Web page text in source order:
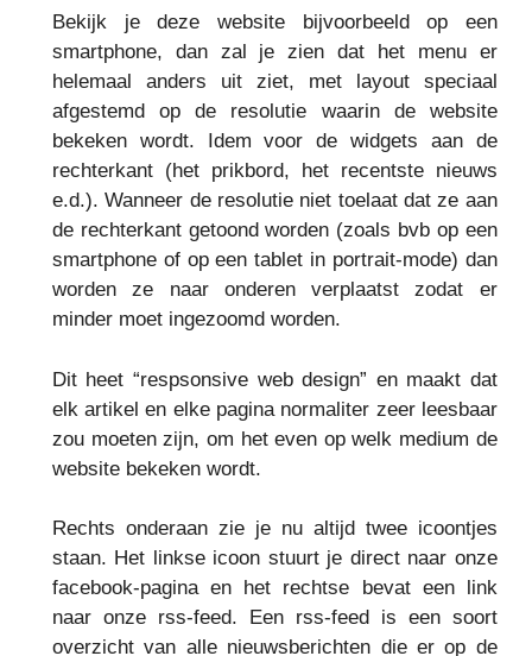
Bekijk je deze website bijvoorbeeld op een
smartphone, dan zal je zien dat het menu er
helemaal anders uit ziet, met layout speciaal
afgestemd op de resolutie waarin de website
bekeken wordt. Idem voor de widgets aan de
rechterkant (het prikbord, het recentste nieuws
e.d.). Wanneer de resolutie niet toelaat dat ze aan
de rechterkant getoond worden (zoals bvb op een
smartphone of op een tablet in portrait-mode) dan
worden ze naar onderen verplaatst zodat er
minder moet ingezoomd worden.
Dit heet “respsonsive web design” en maakt dat
elk artikel en elke pagina normaliter zeer leesbaar
zou moeten zijn, om het even op welk medium de
website bekeken wordt.
Rechts onderaan zie je nu altijd twee icoontjes
staan. Het linkse icoon stuurt je direct naar onze
facebook-pagina en het rechtse bevat een link
naar onze rss-feed. Een rss-feed is een soort
overzicht van alle nieuwsberichten die er op de